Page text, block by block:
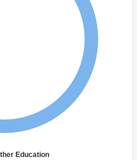
Education